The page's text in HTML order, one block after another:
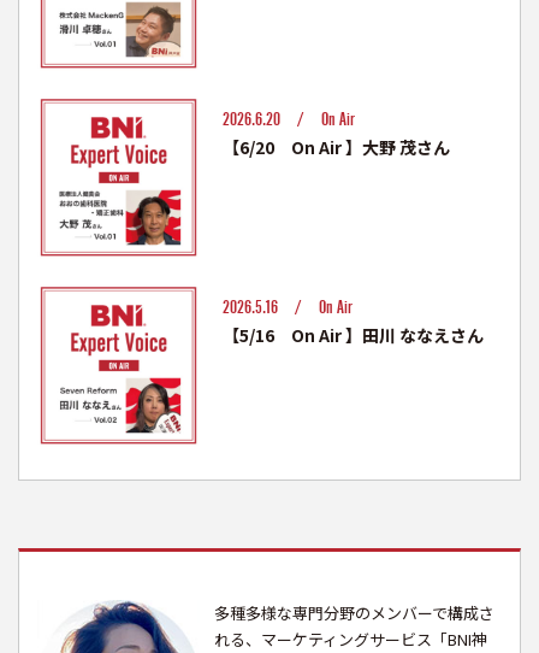
2026.6.20 /On Air
【6/20 On Air 】大野 茂さん
2026.5.16 /On Air
【5/16 On Air 】田川 ななえさん
多種多様な専門分野のメンバーで構成さ
れる、マーケティングサービス「BNI神